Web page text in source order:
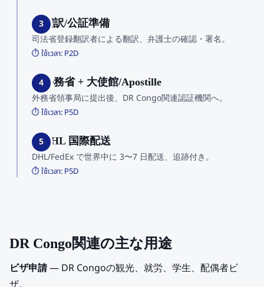
3
3. 翻訳/公証準備
司法省登録翻訳者による翻訳、弁護士の確認・署名。
⏱️ ใช้เวลา: P2D
4
4. 外務省 + 大使館/Apostille
外務省領事局に提出後、DR Congo関連認証機関へ。
⏱️ ใช้เวลา: P5D
5
5. DHL 国際配送
DHL/FedEx で世界中に 3〜7 日配送、追跡付き。
⏱️ ใช้เวลา: P5D
DR Congo関連の主な用途
ビザ申請— DR Congoの観光、就労、学生、配偶者ビ